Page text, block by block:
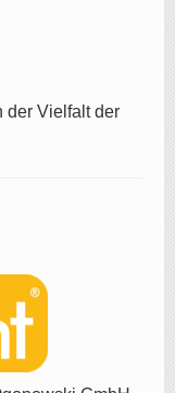
der Vielfalt der